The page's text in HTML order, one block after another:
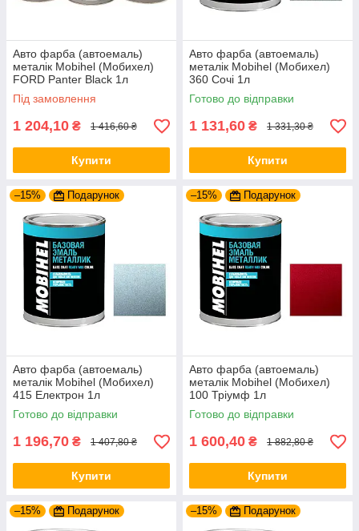
бренд, це вже не реклама. Це довіра, перевірена практикою.
Авто фарба (автоемаль)
металік Mobihel (Мобихел)
FORD Panter Black 1л
Під замовлення
1 204,10 ₴ 1 416,60 ₴
Купити
Авто фарба (автоемаль)
металік Mobihel (Мобихел)
360 Сочі 1л
Готово до відправки
1 131,60 ₴ 1 331,30 ₴
Купити
–15% Подарунок
Авто фарба (автоемаль)
металік Mobihel (Мобихел)
415 Електрон 1л
Готово до відправки
1 196,70 ₴ 1 407,80 ₴
Купити
–15% Подарунок
Авто фарба (автоемаль)
металік Mobihel (Мобихел)
100 Тріумф 1л
Готово до відправки
1 600,40 ₴ 1 882,80 ₴
Купити
–15% Подарунок –15% Подарунок